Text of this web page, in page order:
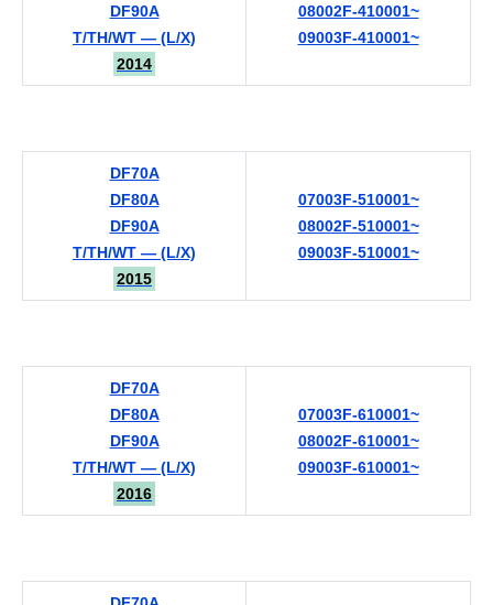
DF90A
T/TH/WT — (L/X)
2014
08002F-410001~
09003F-410001~
DF70A
DF80A
DF90A
T/TH/WT — (L/X)
2015
07003F-510001~
08002F-510001~
09003F-510001~
DF70A
DF80A
DF90A
T/TH/WT — (L/X)
2016
07003F-610001~
08002F-610001~
09003F-610001~